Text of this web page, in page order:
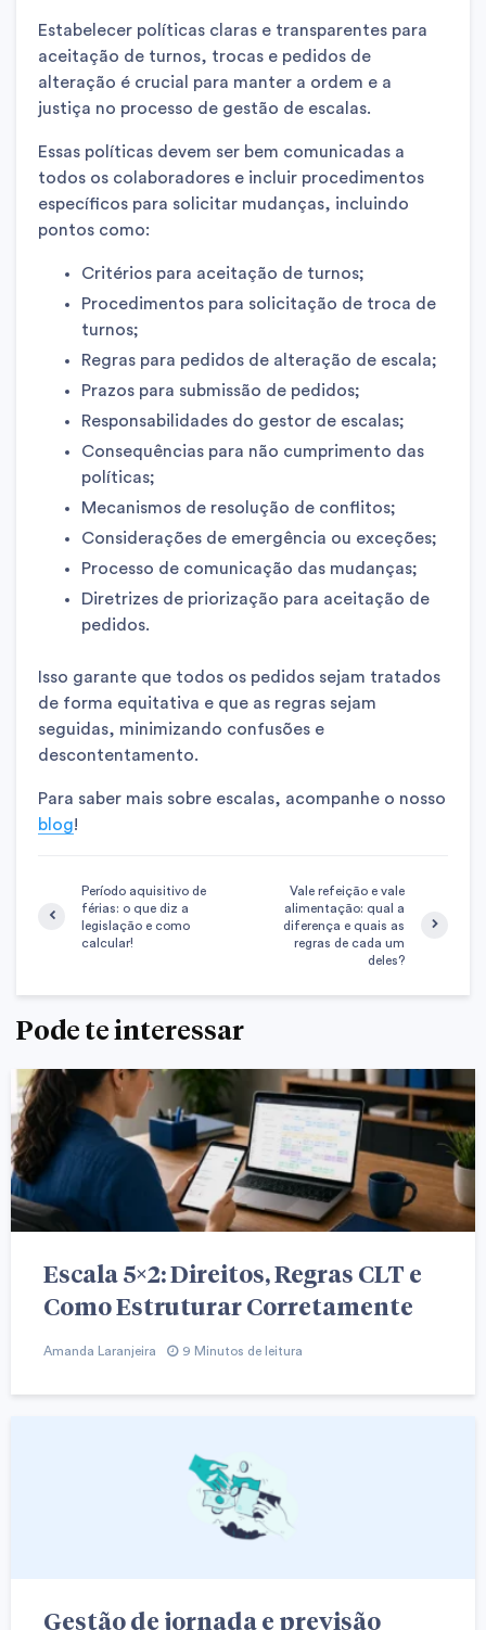
Estabelecer políticas claras e transparentes para
aceitação de turnos, trocas e pedidos de
alteração é crucial para manter a ordem e a
justiça no processo de gestão de escalas.
Essas políticas devem ser bem comunicadas a
todos os colaboradores e incluir procedimentos
específicos para solicitar mudanças, incluindo
pontos como:
Critérios para aceitação de turnos;
Procedimentos para solicitação de troca de
turnos;
Regras para pedidos de alteração de escala;
Prazos para submissão de pedidos;
Responsabilidades do gestor de escalas;
Consequências para não cumprimento das
políticas;
Mecanismos de resolução de conflitos;
Considerações de emergência ou exceções;
Processo de comunicação das mudanças;
Diretrizes de priorização para aceitação de
pedidos.
Isso garante que todos os pedidos sejam tratados
de forma equitativa e que as regras sejam
seguidas, minimizando confusões e
descontentamento.
Para saber mais sobre escalas, acompanhe o nosso
blog!
Período aquisitivo de
férias: o que diz a
legislação e como
calcular!
Vale refeição e vale
alimentação: qual a
diferença e quais as
regras de cada um
deles?
Pode te interessar
Escala 5×2: Direitos, Regras CLT e
Como Estruturar Corretamente
Amanda Laranjeira 9 Minutos de leitura
Gestão de jornada e previsão